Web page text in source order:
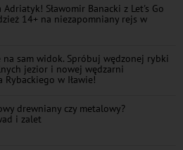
Adriatyk! Sławomir Banacki z Let's Go
14+ na niezapomniany rejs w
na sam widok. Spróbuj wędzonej rybki
jezior i nowej wędzarni
Rybackiego w Iławie!
drewniany czy metalowy?
i zalet